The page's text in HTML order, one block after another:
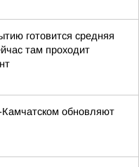
готовится средняя
там проходит
обновляют